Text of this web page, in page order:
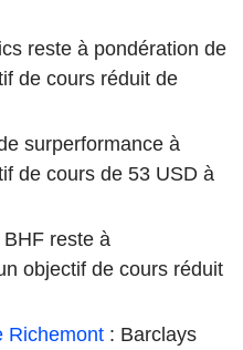
reste à pondération de
de cours réduit de
surperformance à
de cours de 53 USD à
reste à
objectif de cours réduit
Richemont : Barclays